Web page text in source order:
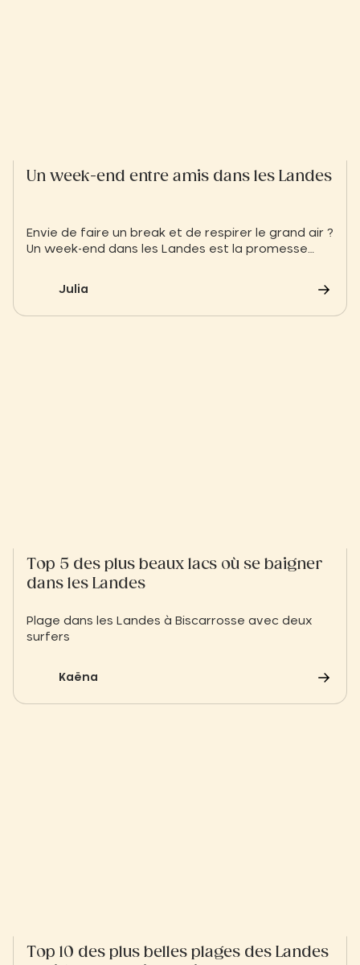
Un week-end entre amis dans les Landes
Envie de faire un break et de respirer le grand air ?
Un week-end dans les Landes est la promesse
sable fin à perte de vue, les lacs d'eau douce
maritimes, offrez-vous deux ou trois jours de
Julia
Top 5 des plus beaux lacs où se baigner
dans les Landes
Plage dans les Landes à Biscarrosse avec deux
surfers
Kaëna
Top 10 des plus belles plages des Landes